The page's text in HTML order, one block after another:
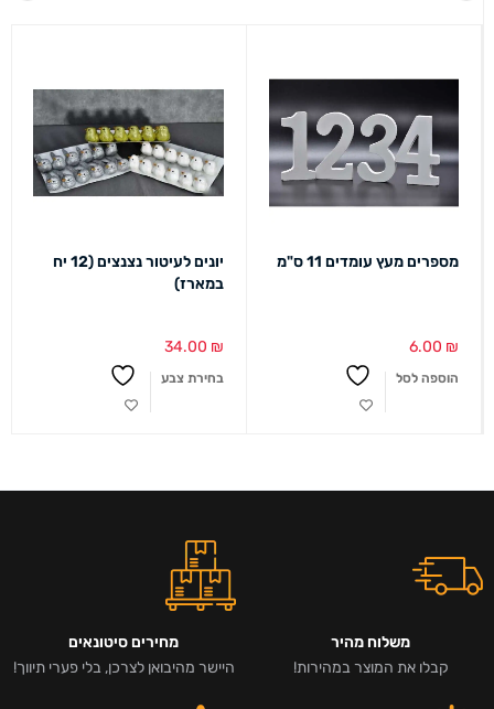
מספרים מעץ עומדים 11 ס"מ
6.00 ₪
הוספה לסל
יונים לעיטור נצנצים (12 יח
במארז)
34.00 ₪
בחירת צבע
משלוח מהיר
קבלו את המוצר במהירות!
מחירים סיטונאים
היישר מהיבואן לצרכן, בלי פערי תיווך!